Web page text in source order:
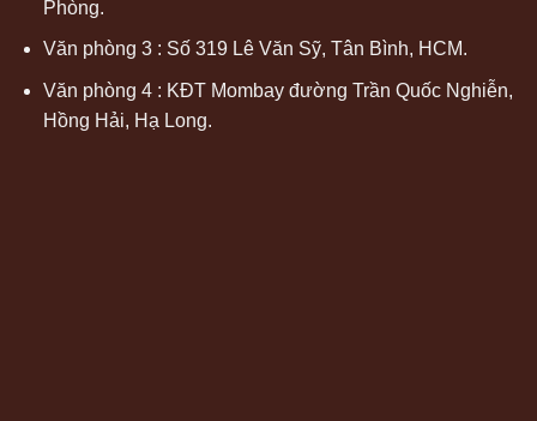
Phòng.
Văn phòng 3 : Số 319 Lê Văn Sỹ, Tân Bình, HCM.
Văn phòng 4 : KĐT Mombay đường Trần Quốc Nghiễn,
Hồng Hải, Hạ Long.